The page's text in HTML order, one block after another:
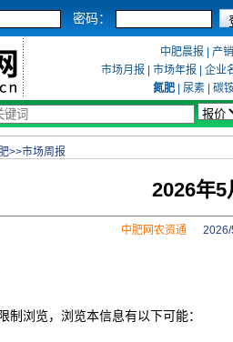
密码：
中肥晨报 产
市场月报
市场年报 企业
氮肥
尿素 碳
>>市场周报
2026年5
中肥网农资通 2026/
制浏览，浏览本信息有以下可能：